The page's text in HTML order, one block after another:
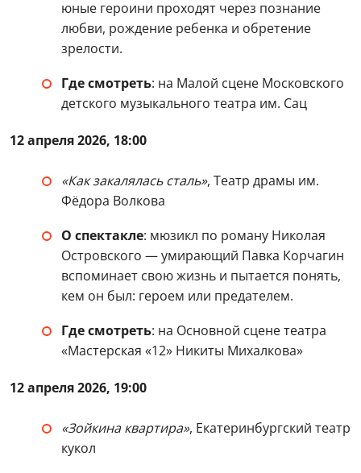
юные героини проходят через познание
любви, рождение ребенка и обретение
зрелости.
Где смотреть: на Малой сцене Московского
детского музыкального театра им. Сац
12 апреля 2026, 18:00
«Как закалялась сталь», Театр драмы им.
Фёдора Волкова
О спектакле: мюзикл по роману Николая
Островского — умирающий Павка Корчагин
вспоминает свою жизнь и пытается понять,
кем он был: героем или предателем.
Где смотреть: на Основной сцене театра
«Мастерская «12» Никиты Михалкова»
12 апреля 2026, 19:00
«Зойкина квартира», Екатеринбургский театр
кукол